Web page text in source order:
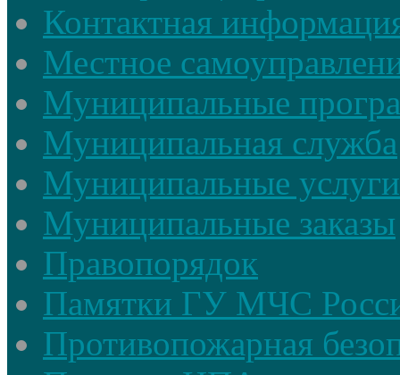
Контактная
Местное
Муниципальные
Муниципальная служба
Муниципальные услуги
Муниципальные заказы
Правопорядок
Памятки ГУ МЧС
Противопожарная